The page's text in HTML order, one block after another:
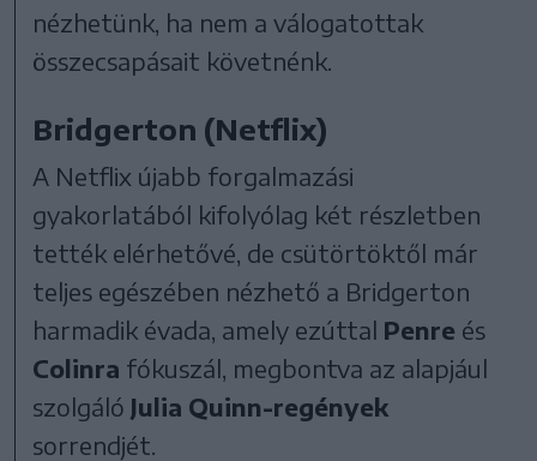
nézhetünk, ha nem a válogatottak
összecsapásait követnénk.
Bridgerton (Netflix)
A Netflix újabb forgalmazási
gyakorlatából kifolyólag két részletben
tették elérhetővé, de csütörtöktől már
teljes egészében nézhető a Bridgerton
harmadik évada, amely ezúttal Penre és
Colinra fókuszál, megbontva az alapjául
szolgáló Julia Quinn-regények
sorrendjét.